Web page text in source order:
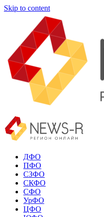
Skip to content
ДФО
ПФО
СЗФО
СКФО
СФО
УрФО
ЦФО